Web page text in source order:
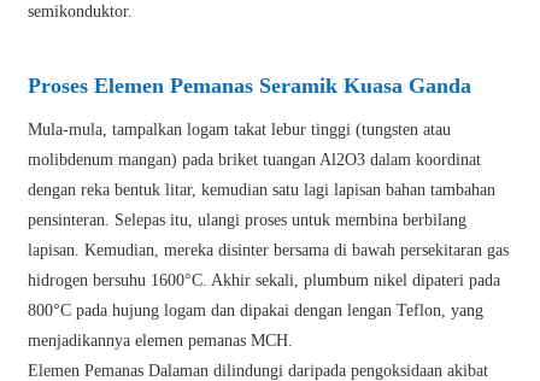
semikonduktor.
Proses Elemen Pemanas Seramik Kuasa Ganda
Mula-mula, tampalkan logam takat lebur tinggi (tungsten atau
molibdenum mangan) pada briket tuangan Al2O3 dalam koordinat
dengan reka bentuk litar, kemudian satu lagi lapisan bahan tambahan
pensinteran. Selepas itu, ulangi proses untuk membina berbilang
lapisan. Kemudian, mereka disinter bersama di bawah persekitaran gas
hidrogen bersuhu 1600°C. Akhir sekali, plumbum nikel dipateri pada
800°C pada hujung logam dan dipakai dengan lengan Teflon, yang
menjadikannya elemen pemanas MCH.
Elemen Pemanas Dalaman dilindungi daripada pengoksidaan akibat